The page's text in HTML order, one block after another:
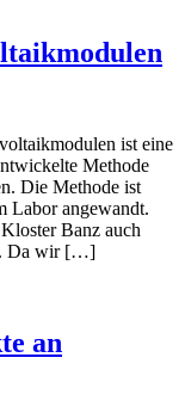
ist eine
Methode
Die Methode ist
Labor angewandt.
Banz auch
Da wir […]
an